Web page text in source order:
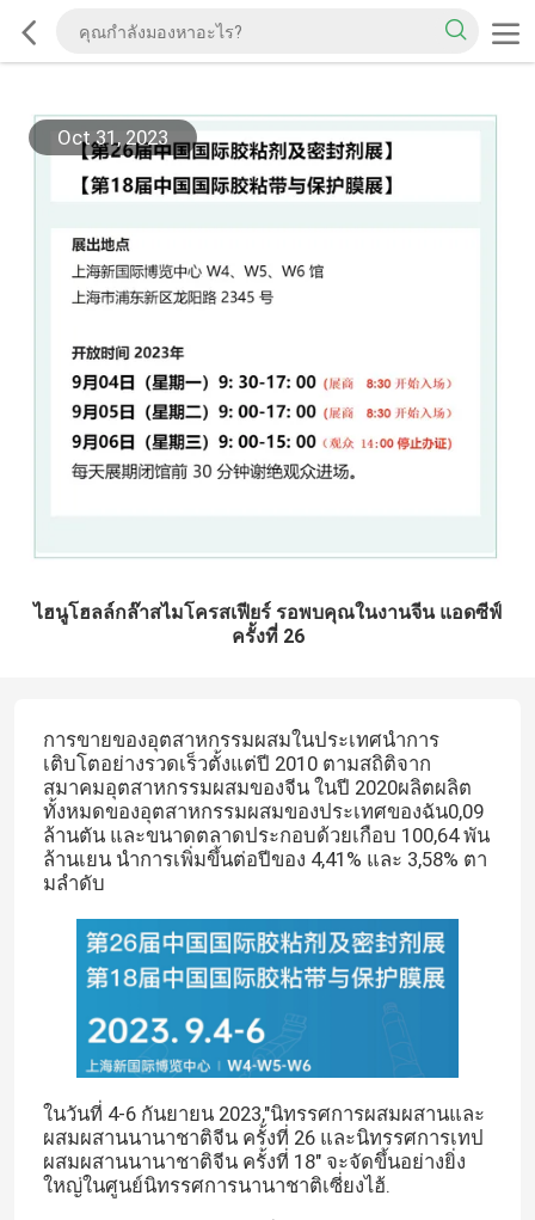
Oct 31, 2023
ไฮนูโฮลล์กล๊าสไมโครสเฟียร์ รอพบคุณในงานจีน แอดซีฟ์
ครั้งที่ 26
การขายของอุตสาหกรรมผสมในประเทศนําการ
เติบโตอย่างรวดเร็วตั้งแต่ปี 2010 ตามสถิติจาก
สมาคมอุตสาหกรรมผสมของจีน ในปี 2020ผลิตผลิต
ทั้งหมดของอุตสาหกรรมผสมของประเทศของฉัน0,09
ล้านตัน และขนาดตลาดประกอบด้วยเกือบ 100,64 พัน
ล้านเยน นําการเพิ่มขึ้นต่อปีของ 4,41% และ 3,58% ตา
มลําดับ
ในวันที่ 4-6 กันยายน 2023,"นิทรรศการผสมผสานและ
ผสมผสานนานาชาติจีน ครั้งที่ 26 และนิทรรศการเทป
ผสมผสานนานาชาติจีน ครั้งที่ 18" จะจัดขึ้นอย่างยิ่ง
ใหญ่ในศูนย์นิทรรศการนานาชาติเซี่ยงไฮ้.